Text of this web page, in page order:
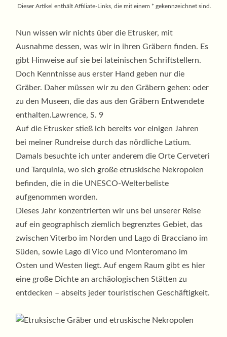
Dieser Artikel enthält Affiliate-Links, die mit einem * gekennzeichnet sind.
Nun wissen wir nichts über die Etrusker, mit
Ausnahme dessen, was wir in ihren Gräbern finden. Es
gibt Hinweise auf sie bei lateinischen Schriftstellern.
Doch Kenntnisse aus erster Hand geben nur die
Gräber. Daher müssen wir zu den Gräbern gehen: oder
zu den Museen, die das aus den Gräbern Entwendete
enthalten. Lawrence, S. 9
Auf die Etrusker stieß ich bereits vor einigen Jahren
bei meiner Rundreise durch das nördliche Latium.
Damals besuchte ich unter anderem die Orte Cerveteri
und Tarquinia, wo sich große etruskische Nekropolen
befinden, die in die UNESCO-Welterbeliste
aufgenommen worden.
Dieses Jahr konzentrierten wir uns bei unserer Reise
auf ein geographisch ziemlich begrenztes Gebiet, das
zwischen Viterbo im Norden und Lago di Bracciano im
Süden, sowie Lago di Vico und Monteromano im
Osten und Westen liegt. Auf engem Raum gibt es hier
eine große Dichte an archäologischen Stätten zu
entdecken – abseits jeder touristischen Geschäftigkeit.